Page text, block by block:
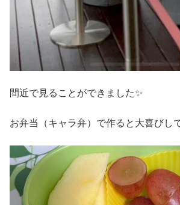
間近で見ることができました✨
お弁当（キャラ弁）で作ると大喜びし